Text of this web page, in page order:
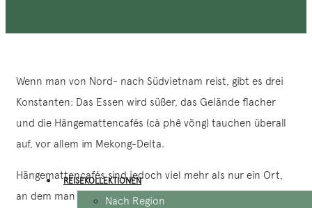
REISEKOLLEKTIONEN
Nach Region
Wenn man von Nord- nach Südvietnam reist, gibt es drei
Konstanten: Das Essen wird süßer, das Gelände flacher
und die Hängemattencafés (cà phê võng) tauchen überall
auf, vor allem im Mekong-Delta.
Hängemattencafés sind jedoch viel mehr als nur ein Ort,
an dem man etwas essen kann. Eingebettet im Herzen